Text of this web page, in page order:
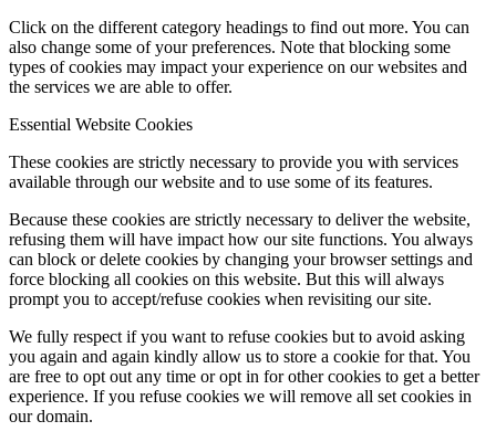
Közösségeink
Hírek
Hírek
Hirdetések
Click on the different category headings to find out more. You can
also change some of your preferences. Note that blocking some
types of cookies may impact your experience on our websites and
the services we are able to offer.
Essential Website Cookies
These cookies are strictly necessary to provide you with services
available through our website and to use some of its features.
Because these cookies are strictly necessary to deliver the website,
refusing them will have impact how our site functions. You always
can block or delete cookies by changing your browser settings and
force blocking all cookies on this website. But this will always
prompt you to accept/refuse cookies when revisiting our site.
We fully respect if you want to refuse cookies but to avoid asking
you again and again kindly allow us to store a cookie for that. You
are free to opt out any time or opt in for other cookies to get a better
experience. If you refuse cookies we will remove all set cookies in
our domain.